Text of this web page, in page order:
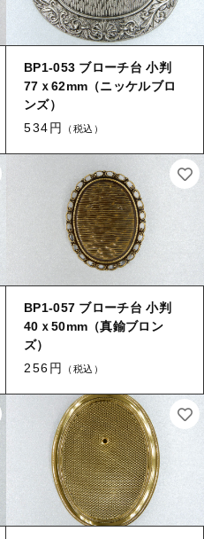
BP1-053 ブローチ台 小判
77ｘ62mm（ニッケルブロ
ンズ）
534円
（税込）
BP1-057 ブローチ台 小判
40ｘ50mm（真鍮ブロン
ズ）
256円
（税込）